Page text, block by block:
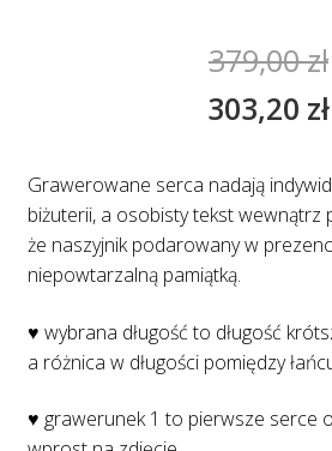
379,00zł
303,20 zł
Grawerowane serca nadają
biżuterii, a osobisty tekst wewnątrz
że naszyjnik podarowany w
niepowtarzalną pamiątką.
♥ wybrana długość to długość
a różnica w długości pomiędzy
♥ grawerunek 1 to pierwsze serce